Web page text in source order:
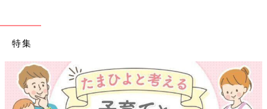
特集
【ワクチン接種できるもの